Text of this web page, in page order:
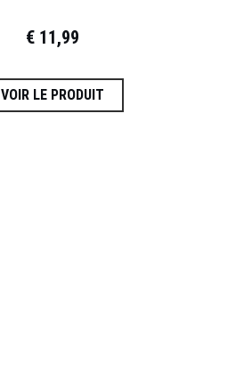
€ 11,99
VOIR LE PRODUIT